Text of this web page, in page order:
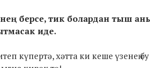
берсе, тик болардан тыш
иде.
күпертә, хәтта ки кеше үзенең